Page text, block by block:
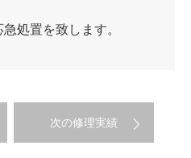
処置を致します。
次の修理実績